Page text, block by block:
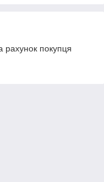
рахунок покупця